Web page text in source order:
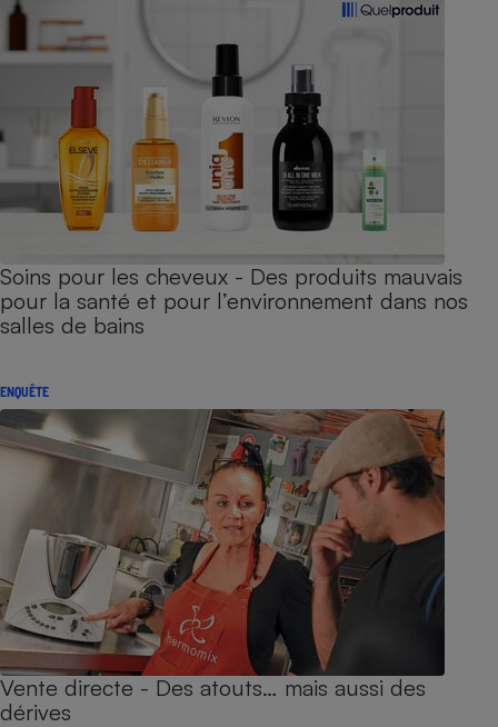
Soins pour les cheveux - Des produits mauvais
pour la santé et pour l’environnement dans nos
salles de bains
ENQUÊTE
Vente directe - Des atouts… mais aussi des
dérives